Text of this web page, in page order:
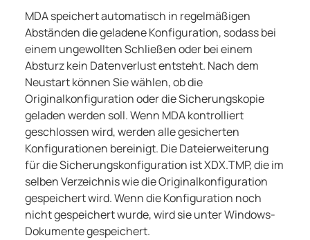
MDAspeichert automatisch in regelmäßigen
Abständen die geladene Konfiguration, sodass bei
einem ungewollten Schließen oder bei einem
Absturz kein Datenverlust entsteht. Nach dem
Neustart können Sie wählen, ob die
Originalkonfiguration oder die Sicherungskopie
geladen werden soll. Wenn MDAkontrolliert
geschlossen wird, werden alle gesicherten
Konfigurationen bereinigt. Die Dateierweiterung
für die Sicherungskonfiguration ist XDX.TMP, die im
selben Verzeichnis wie die Originalkonfiguration
gespeichert wird. Wenn die Konfiguration noch
nicht gespeichert wurde, wird sie unter Windows-
Dokumente gespeichert.